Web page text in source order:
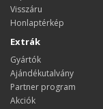
Visszáru
Honlaptérkép
Extrák
Gyártók
Ajándékutalvány
Partner program
Akciók